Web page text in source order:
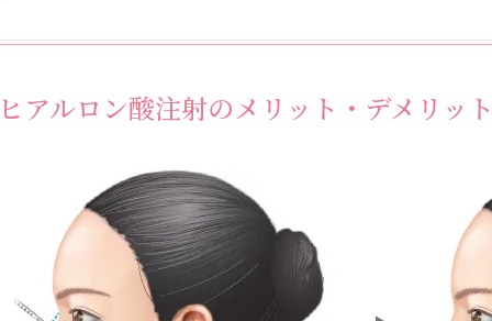
アルロン酸注射のメリット・デメリッ